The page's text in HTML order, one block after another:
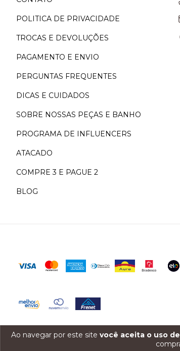
Ao navegar por este site você aceita o uso
POLITICA DE PRIVACIDADE
TROCAS E DEVOLUÇÕES
PAGAMENTO E ENVIO
PERGUNTAS FREQUENTES
DICAS E CUIDADOS
SOBRE NOSSAS PEÇAS E BANHO
PROGRAMA DE INFLUENCERS
ATACADO
COMPRE 3 E PAGUE 2
BLOG